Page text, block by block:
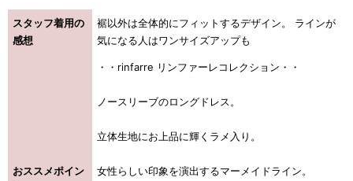
スタッフ着用の
感想
裾以外は全体的にフィットするデザイン。 ラインが
気になる人はワンサイズアップも
おススメポイン
・・rinfarre リンファーレコレクション・・
ノースリーブのロングドレス。
立体生地にお上品に輝くラメ入り。
女性らしい印象を演出するマーメイドライン。